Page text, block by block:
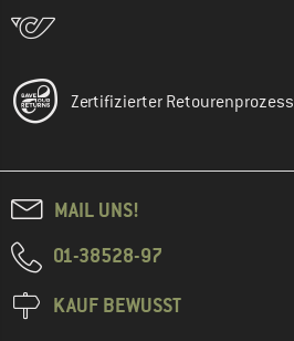
Zertifizierter Retourenprozess
MAIL UNS!
01-38528-97
KAUF BEWUSST